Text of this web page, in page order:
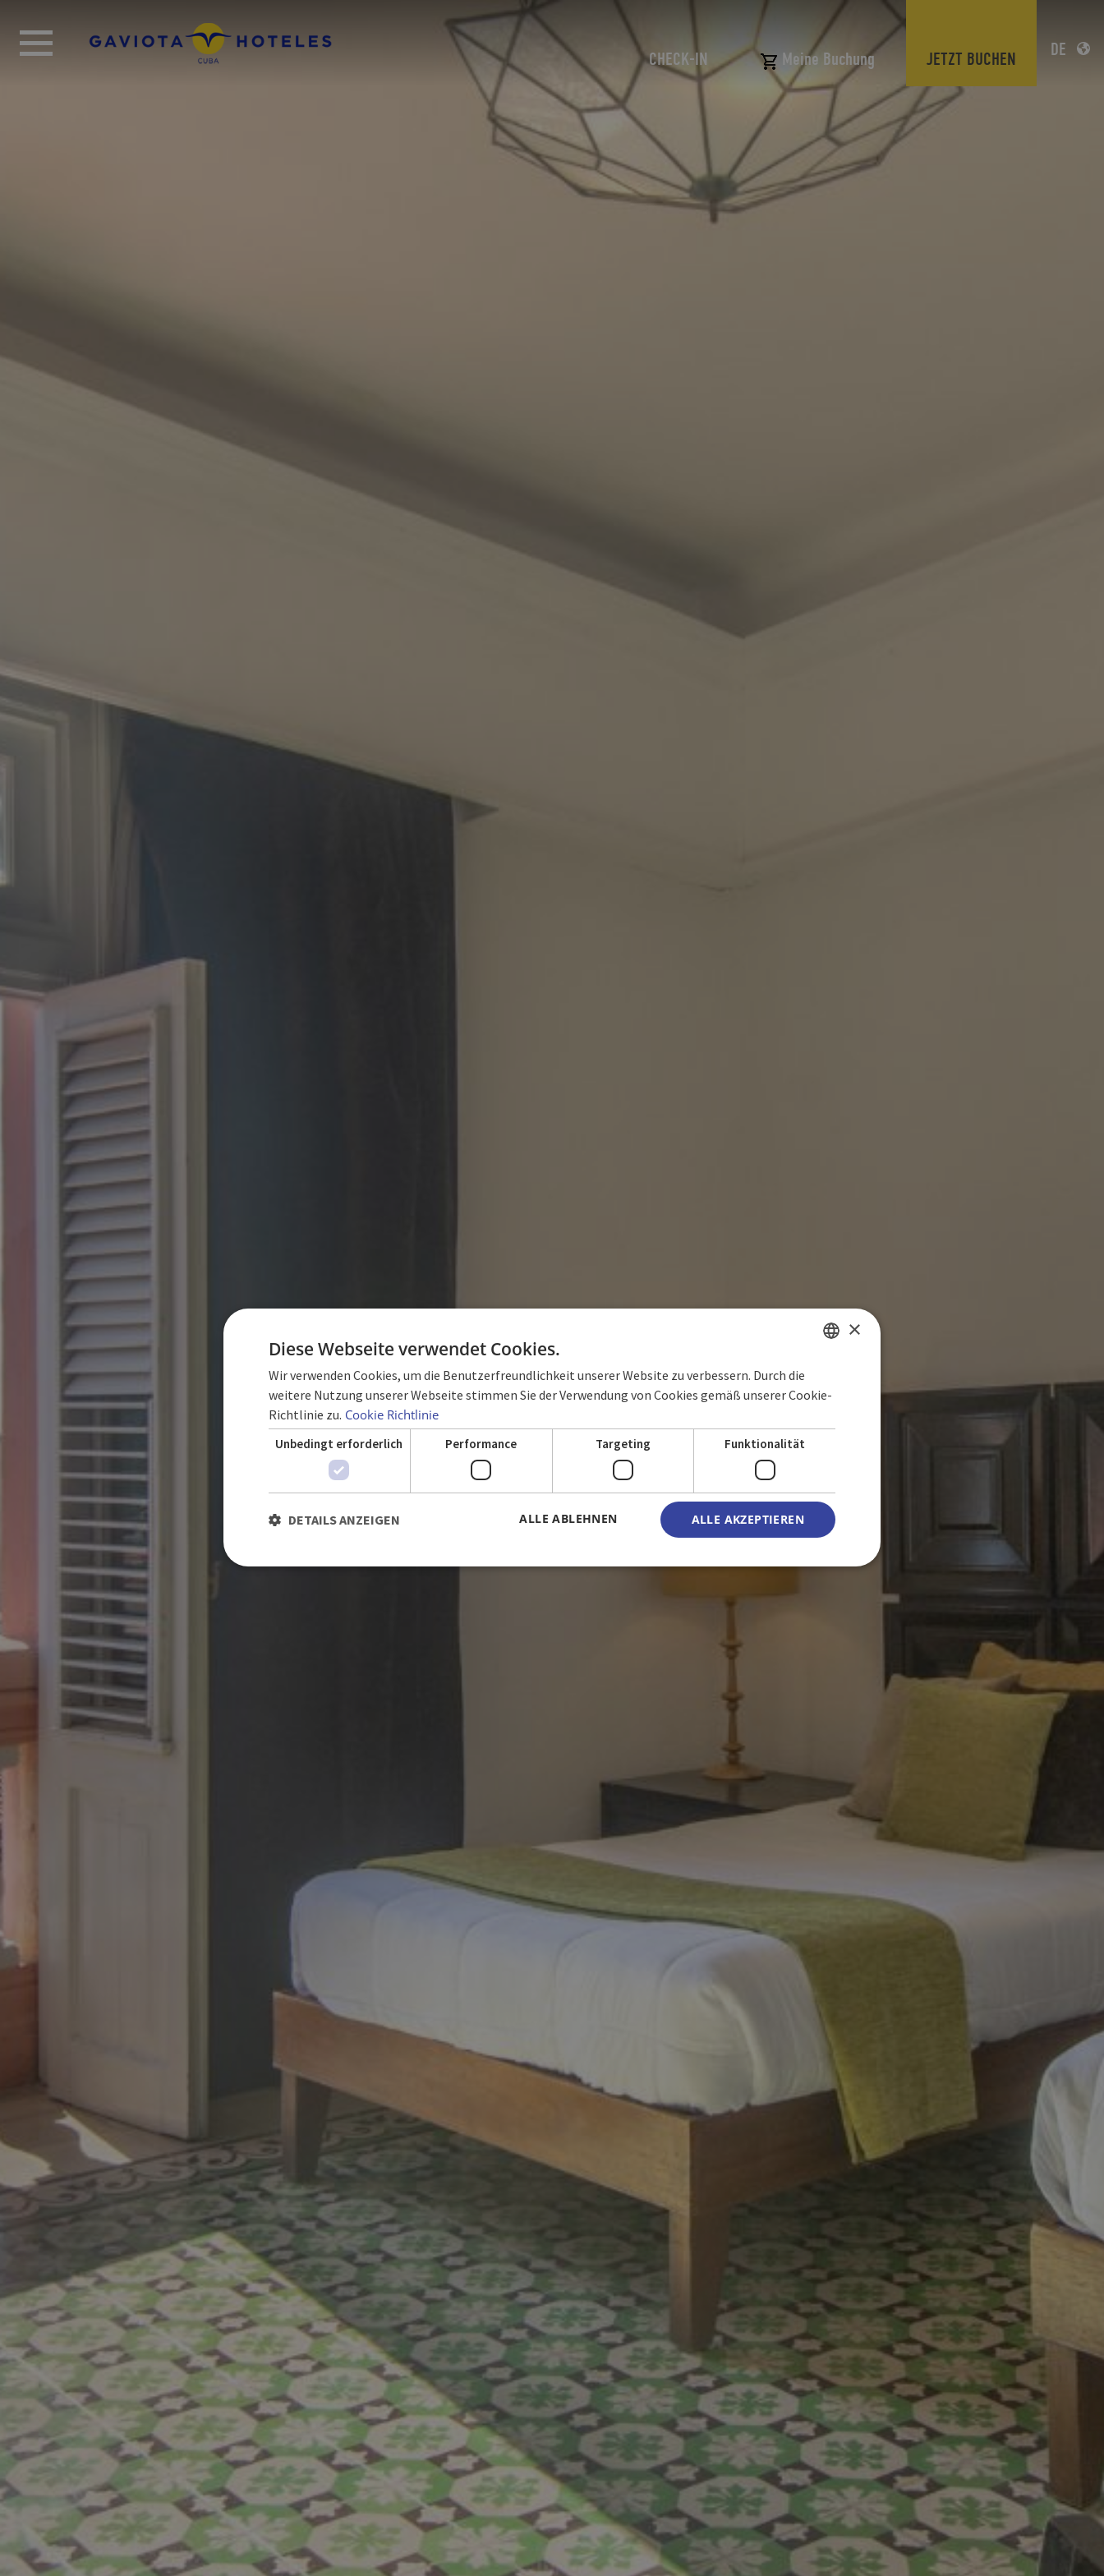
CHECK-IN Meine Buchung JETZT BUCHEN DE
ZIMMER
SPANISH
GERMAN
×
Diese Webseite verwendet Cookies.
Wir verwenden Cookies, um die Benutzerfreundlichkeit unserer Website zu verbessern. Durch die
weitere Nutzung unserer Webseite stimmen Sie der Verwendung von Cookies gemäß unserer Cookie-
Richtlinie zu. Cookie Richtlinie
Unbedingt erforderlich Performance Targeting Funktionalität
ALLE AKZEPTIEREN
ALLE ABLEHNEN
DETAILS ANZEIGEN